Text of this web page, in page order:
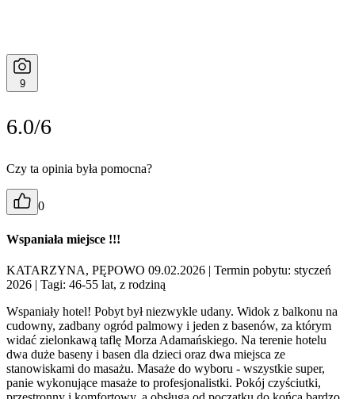
9
6.0/6
Czy ta opinia była pomocna?
0
Wspaniała miejsce !!!
KATARZYNA, PĘPOWO 09.02.2026 | Termin pobytu: styczeń
2026 | Tagi: 46-55 lat, z rodziną
Wspaniały hotel! Pobyt był niezwykle udany. Widok z balkonu na
cudowny, zadbany ogród palmowy i jeden z basenów, za którym
widać zielonkawą taflę Morza Adamańskiego. Na terenie hotelu
dwa duże baseny i basen dla dzieci oraz dwa miejsca ze
stanowiskami do masażu. Masaże do wyboru - wszystkie super,
panie wykonujące masaże to profesjonalistki. Pokój czyściutki,